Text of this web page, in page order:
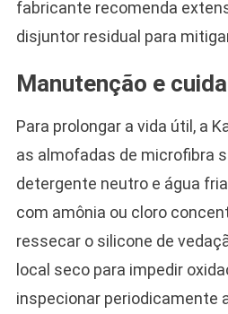
fabricante recomenda
disjuntor residual para
Manutenção e
Para prolongar a vida útil, a
as almofadas de microfibra
detergente neutro e água
com amônia ou cloro
ressecar o silicone de
local seco para impedir
inspecionar periodicamente